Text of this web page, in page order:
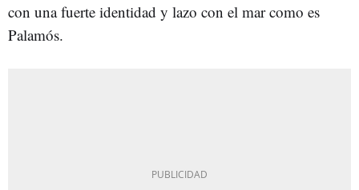
con una fuerte identidad y lazo con el mar como es
Palamós.